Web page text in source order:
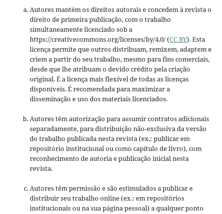
Autores mantém os direitos autorais e concedem à revista o
direito de primeira publicação, com o trabalho
simultaneamente licenciado sob a
https://creativecommons.org/licenses/by/4.0/ (CC BY). Esta
licença permite que outros distribuam, remixem, adaptem e
criem a partir do seu trabalho, mesmo para fins comerciais,
desde que lhe atribuam o devido crédito pela criação
original. É a licença mais flexível de todas as licenças
disponíveis. É recomendada para maximizar a
disseminação e uso dos materiais licenciados.
Autores têm autorização para assumir contratos adicionais
separadamente, para distribuição não-exclusiva da versão
do trabalho publicada nesta revista (ex.: publicar em
repositório institucional ou como capítulo de livro), com
reconhecimento de autoria e publicação inicial nesta
revista.
Autores têm permissão e são estimulados a publicar e
distribuir seu trabalho online (ex.: em repositórios
institucionais ou na sua página pessoal) a qualquer ponto